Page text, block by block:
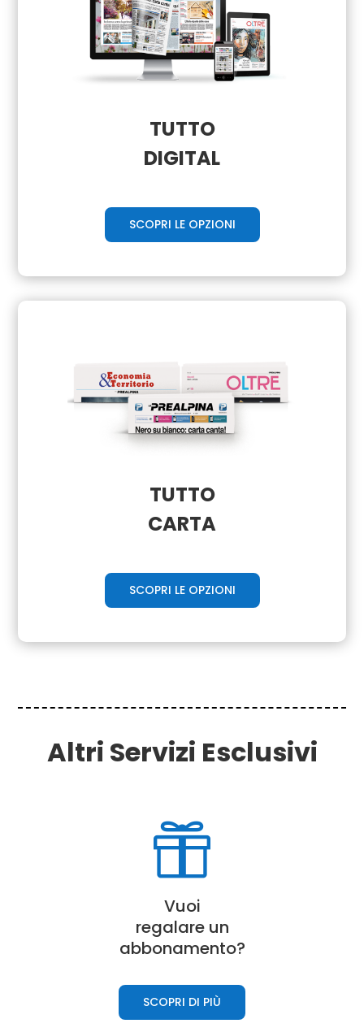
TUTTO
DIGITAL
SCOPRI LE OPZIONI
TUTTO
CARTA
SCOPRI LE OPZIONI
Altri Servizi Esclusivi

Vuoi
regalare un
abbonamento?
SCOPRI DI PIÙ